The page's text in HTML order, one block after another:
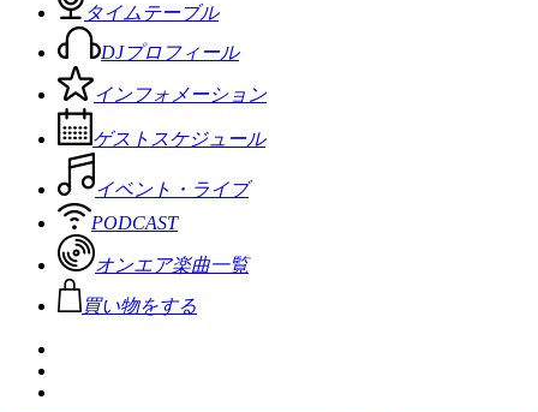
タイムテーブル
DJプロフィール
インフォメーション
ゲストスケジュール
イベント・ライブ
PODCAST
オンエア楽曲一覧
買い物をする